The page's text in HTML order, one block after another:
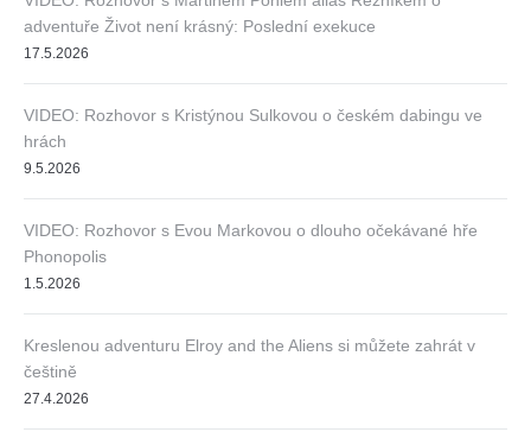
adventuře Život není krásný: Poslední exekuce
17.5.2026
VIDEO: Rozhovor s Kristýnou Sulkovou o českém dabingu ve
hrách
9.5.2026
VIDEO: Rozhovor s Evou Markovou o dlouho očekávané hře
Phonopolis
1.5.2026
Kreslenou adventuru Elroy and the Aliens si můžete zahrát v
češtině
27.4.2026